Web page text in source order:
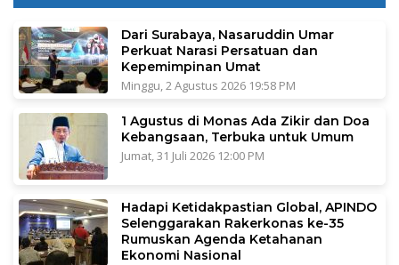
Dari Surabaya, Nasaruddin Umar
Perkuat Narasi Persatuan dan
Kepemimpinan Umat
Minggu, 2 Agustus 2026 19:58 PM
1 Agustus di Monas Ada Zikir dan Doa
Kebangsaan, Terbuka untuk Umum
Jumat, 31 Juli 2026 12:00 PM
Hadapi Ketidakpastian Global, APINDO
Selenggarakan Rakerkonas ke-35
Rumuskan Agenda Ketahanan
Ekonomi Nasional